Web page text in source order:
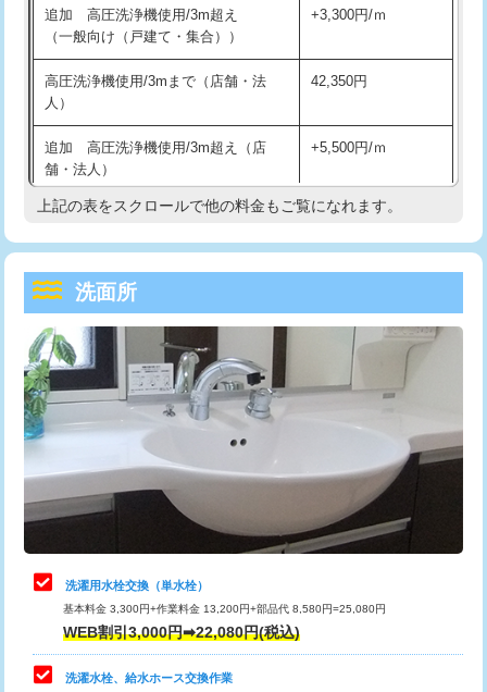
マス交換（深さ50㎝以上） 66,000円
コンクリート斫り（厚さ10㎝まで） 27,500円
コンクリート斫り（厚さ10㎝超え）
モルタル補修（厚さ10㎝まで）
モルタル補修（厚さ10㎝超え） 38,500円
洗面台設置 38,500円
追加人工
廃棄・処分 現場見積
※給水管工事は20mmまでの価格です。
持込商品取付（混合水栓） 16,500円
給水管工事※（ホール加工)
給水管工事※（バンド止め) 3,300円
給水管工事※（支持金具設置) 5,500円
給水管工事※（保温材使用（バンド止
め込み）)
5,500円
給水管工事※（土の掘削・埋め戻し作
業)
11,000円
給水管工事※（塩ビ管（VP・HI）使
用/3ｍまで)
33,000円
給水管工事※（塩ビ管（VP・HI）使
用（追加）/3ｍ超え)
給水管工事※（ライニング鋼管・銅
管・ポリ管・HT管使用/3ｍまで)
44,000円
給水管工事※（ライニング鋼管・銅
管・ポリ管・HT管使用/3ｍ超え)
排水管工事（土の掘削・埋め戻し作
業）
追加 高圧洗浄機使用/3m超え
（一般向け（戸建て・集合））
+3,300円/ｍ
高圧洗浄機使用/3mまで（店舗・法
人）
42,350円
追加 高圧洗浄機使用/3m超え（店
舗・法人）
+5,500円/ｍ
高度高圧洗浄換 現地調査
トーラー機使用/3mまで
追加トーラー機使用/3m超え +3,300円
カメラ調査 33,000円
桝清掃
止水・漏水調査・防水処理・清掃・修
理・調整・分解・加工など（軽作業）
11,000円
止水・漏水調査・防水処理・清掃・修
理・調整・分解・加工など（中作業）
22,000円
止水・漏水調査・防水処理・清掃・修
理・調整・分解・加工など（重作業）
33,000円
キッチンタンク脱着
上記の表をスクロールで他の料金もご覧になれます。
洗面所
洗濯用水栓交換（単水栓）
基本料金 3,300円+作業料金 13,200円+部品代 8,580円=25,080円
WEB割引3,000円➡22,080円(税込)
洗濯水栓、給水ホース交換作業